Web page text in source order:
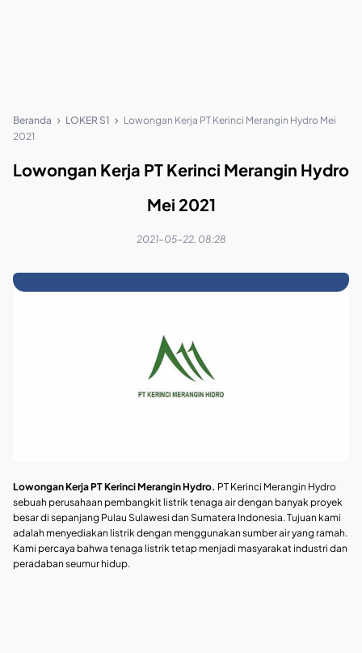
Beranda LOKER S1
Lowongan Kerja PT Kerinci Merangin Hydro Mei
2021
Lowongan Kerja PT Kerinci Merangin Hydro
Mei 2021
2021-05-22, 08:28
Lowongan Kerja PT Kerinci Merangin Hydro. PT Kerinci Merangin Hydro
sebuah perusahaan pembangkit listrik tenaga air dengan banyak proyek
besar di sepanjang Pulau Sulawesi dan Sumatera Indonesia. Tujuan kami
adalah menyediakan listrik dengan menggunakan sumber air yang ramah.
Kami percaya bahwa tenaga listrik tetap menjadi masyarakat industri dan
peradaban seumur hidup.